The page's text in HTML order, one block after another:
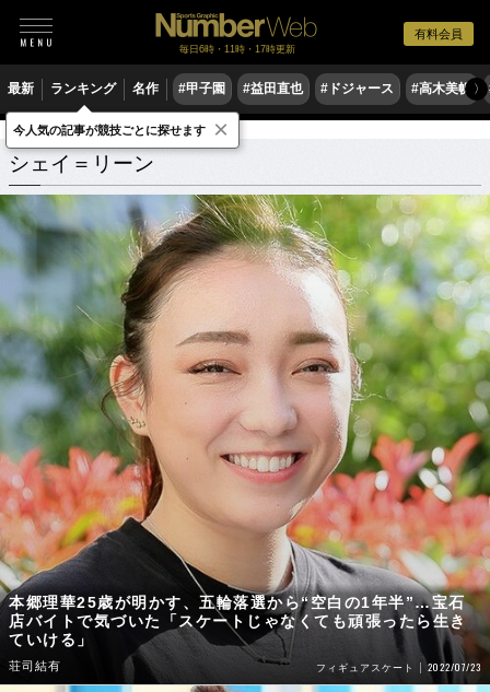
有料会員
毎日6時・11時・17時更新
最新 ランキング 名作 #甲子園 #益田直也 #ドジャース #高木美帆 〉
シェイ＝リーン 関連記事
シェイ＝リーン
本郷理華25歳が明かす、五輪落選から“空白の1年半”…宝石
店バイトで気づいた「スケートじゃなくても頑張ったら生き
ていける」
荘司結有 フィギュアスケート 2022/07/23
今人気の記事が競技ごとに探せます ×